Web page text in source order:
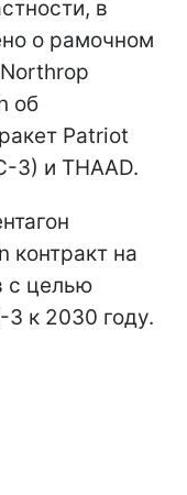
в
о рамочном
об
Patriot
3) и THAAD.
контракт на
с целью
3 к 2030 году.